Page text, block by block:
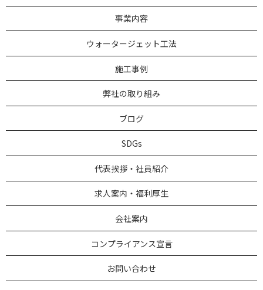
事業内容
ウォータージェット工法
施工事例
弊社の取り組み
ブログ
SDGs
代表挨拶・社員紹介
求人案内・福利厚生
会社案内
コンプライアンス宣言
お問い合わせ